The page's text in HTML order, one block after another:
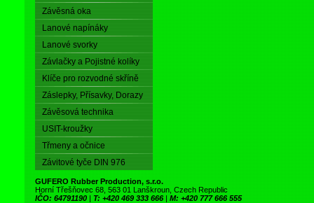
Závěsná oka
Lanové napínáky
Lanové svorky
Závlačky a Pojistné kolíky
Klíče pro rozvodné skříně
Záslepky, Přísavky, Dorazy
Závěsová technika
USIT-kroužky
Třmeny a očnice
Závitové tyče DIN 976
GUFERO Rubber Production, s.r.o.
Horní Třešňovec 68, 563 01 Lanškroun, Czech Republic
IČO: 64791190 | T: +420 469 333 666 | M: +420 777 666 555